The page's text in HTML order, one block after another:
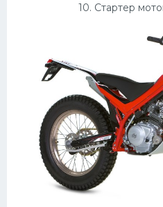
10. Стартер